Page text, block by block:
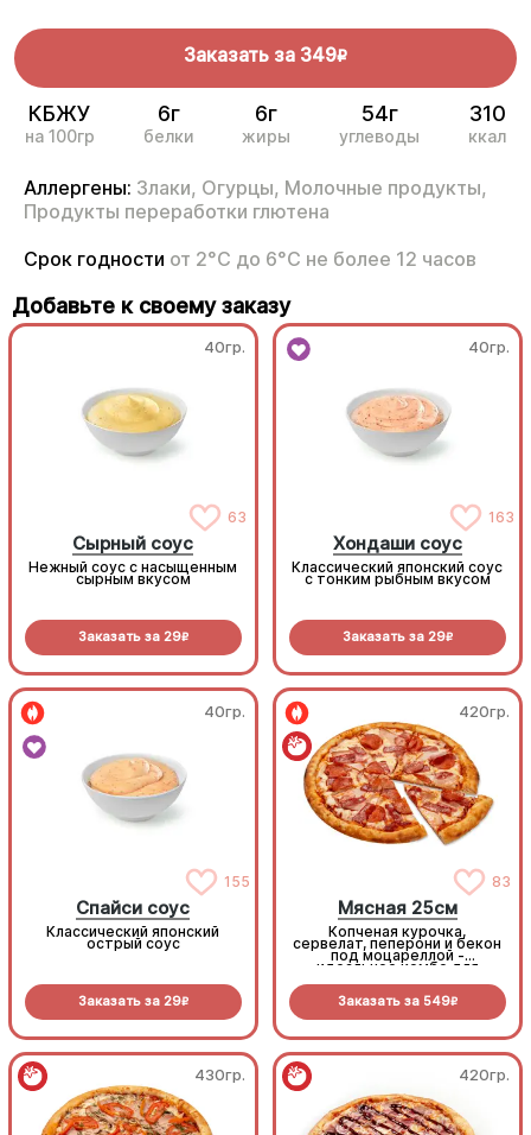
Заказать за 349R
КБЖУ
на 100гр
6г
белки
6г
жиры
54г
углеводы
310
ккал
Аллергены: Злаки, Огурцы, Молочные продукты,
Продукты переработки глютена
Срок годности от 2°С до 6°С не более 12 часов
Добавьте к своему заказу
40гр.
63
Сырный соус
Нежный соус с насыщенным
сырным вкусом
Заказать за 29R
40гр.
163
Хондаши соус
Классический японский соус
с тонким рыбным вкусом
Заказать за 29R
40гр.
155
Спайси соус
Классический японский
острый соус
Заказать за 29R
420гр.
83
Мясная 25см
Копченая курочка,
сервелат, пеперони и бекон
под моцареллой -
идеальное комбо для
Заказать за 549R
430гр. 420гр.